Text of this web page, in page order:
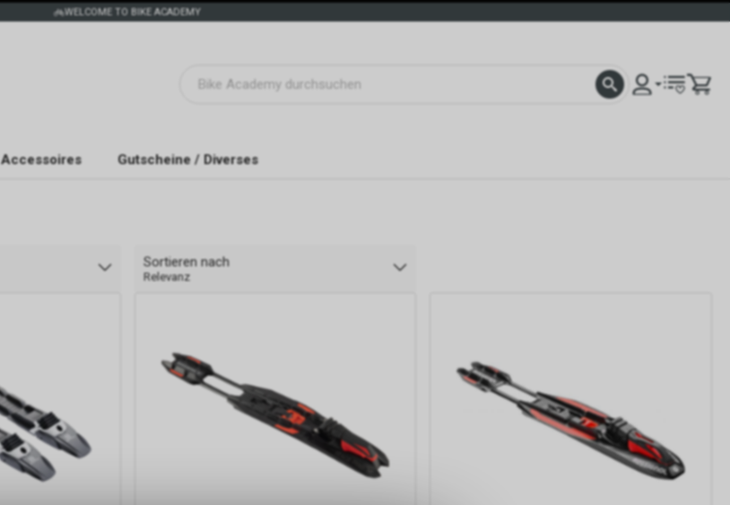
WELCOME TO BIKE ACADEMY
Accessoires Gutscheine / Diverses
Sortieren nach
Relevanz